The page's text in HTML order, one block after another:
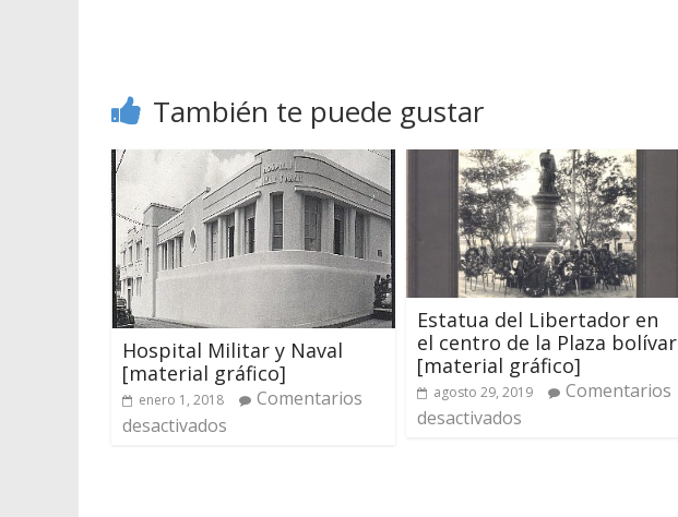
También te puede gustar
Hospital Militar y Naval
[material gráfico]
enero 1, 2018
Comentarios
desactivados
Estatua del Libertador en
el centro de la Plaza bolívar
[material gráfico]
agosto 29, 2019
Comentarios
desactivados